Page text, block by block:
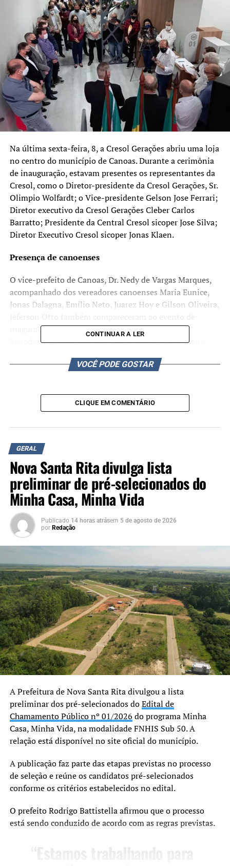
Na última sexta-feira, 8, a Cresol Gerações abriu uma loja
no centro do município de Canoas. Durante a cerimônia
de inauguração, estavam presentes os representantes da
Cresol, como o Diretor-presidente da Cresol Gerações, Sr.
Olimpio Wolfardt; o Vice-presidente Gelson Jose Ferrari;
Diretor executivo da Cresol Gerações Cleber Carlos
Barratto; Presidente da Central Cresol sicoper Jose Silva;
Diretor Executivo Cresol sicoper Jonas Klaen.
Presença de canoenses
O vice-prefeito de Canoas, Dr. Nedy de Vargas Marques,
acompanhado dos vereadores canoenses Maria Eunice,
Jonas Dalagna, Emílio Neto, Juarez Hoy e Gilson Oliveira,
inaguração da loja. Além de Chefe de gabinete do
Senador Paulo Paim, Fábio de Andrade Souto Ribeiro;
metalúrgicas, Paulo Chitolina; Presidente da CDL de
associados, parte da imprensa local e comunidade em
Equipe: Michele Paust Dutra, Anderson Souza da Silveira, Daniela Abreu
Fortes e Priscila Souza Schardosim / Divulgação
Oportunidades de crescimento a cada cooperado. Com o
respaldo de valores como confiança e solidez, a Cresol é
uma cooperativa de crédito completa. Através de soluções
financeiras pensadas para atender a demanda de cada
cooperado, a Cresol preza pela excelência no
atendimento e pelo relacionamento com proximidade.
“Agradecemos a presença de todos neste momento tão
importante, é uma grande honra e felicidade para
nós compartilhar nosso trabalho na cidade de Canoas”,
TÓPICOS RELACIONADOS:
CONTINUAR A LER
VOCÊ PODE GOSTAR
CLIQUE EM COMENTÁRIO
GERAL
Nova Santa Rita divulga lista
preliminar de pré-selecionados do
Minha Casa, Minha Vida
Publicado 14 horas atrásem 5 de agosto de 2026
por Redação
A Prefeitura de Nova Santa Rita divulgou a lista
preliminar dos pré-selecionados doEdital de
Chamamento Público nº 01/2026 do programa Minha
Casa, Minha Vida, na modalidade FNHIS Sub 50. A
relação está disponível no site oficial do município.
A publicação faz parte das etapas previstas no processo
de seleção e reúne os candidatos pré-selecionados
conforme os critérios estabelecidos no edital.
O prefeito Rodrigo Battistella afirmou que o processo
está sendo conduzido de acordo com as regras previstas.